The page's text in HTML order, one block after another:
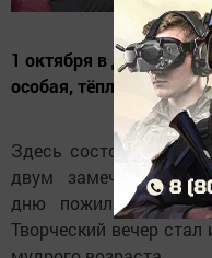
1 октября в Детской
особая, тёплая
Здесь состоялся
двум
дню пожилых
Творческий вечер